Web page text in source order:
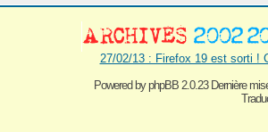
27/02/13 : Firefox 19 est sorti !
Powered byphpBB 2.0.23 Dernière